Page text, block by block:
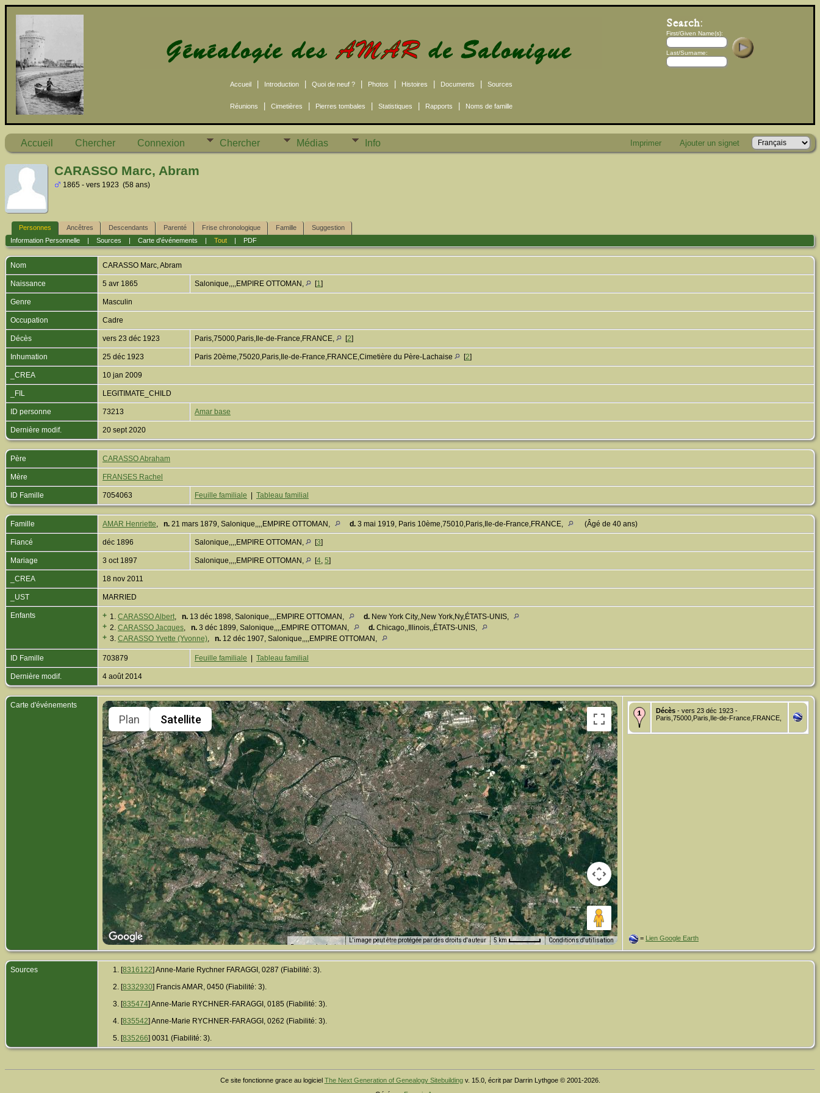
Accueil Introduction Quoi de neuf ? Photos Histoires Documents Sources
Réunions Cimetières Pierres tombales Statistiques Rapports Noms de famille
First/Given Name(s):
Last/Surname:
Accueil Chercher Connexion Chercher Médias Info Imprimer Ajouter un signet
CARASSO Marc, Abram
1865 - vers 1923 (58 ans)
Personnes Ancêtres Descendants Parenté Frise chronologique Famille
Suggestion
Information Personnelle| Sources Carte d'événements Tout| PDF
Nom CARASSO Marc, Abram
Naissance 5 avr 1865 Salonique,,,,EMPIRE OTTOMAN, [1]
Genre Masculin
Occupation Cadre
Décès vers 23 déc 1923 Paris,75000,Paris,Ile-de-France,FRANCE, [2]
Inhumation 25 déc 1923 Paris 20ème,75020,Paris,Ile-de-France,FRANCE,Cimetière du Père-Lachaise [2]
_CREA 10 jan 2009
_FIL LEGITIMATE_CHILD
ID personne 73213 Amar base
Dernière modif. 20 sept 2020
Père CARASSO Abraham
Mère FRANSES Rachel
ID Famille 7054063 Feuille familiale Tableau familial
Famille AMAR Henriette, n. 21 mars 1879, Salonique,,,,EMPIRE OTTOMAN, d. 3 mai 1919, Paris 10ème,75010,Paris,Ile-de-France,FRANCE, (Âgé de 40 ans)
Fiancé déc 1896 Salonique,,,,EMPIRE OTTOMAN, [3]
Mariage 3 oct 1897 Salonique,,,,EMPIRE OTTOMAN, [4, 5]
_CREA 18 nov 2011
_UST MARRIED
Enfants + 1. CARASSO Albert, n. 13 déc 1898, Salonique,,,,EMPIRE OTTOMAN, d. New York City,,New York,Ny,ÉTATS-UNIS,
+ 2. CARASSO Jacques, n. 3 déc 1899, Salonique,,,,EMPIRE OTTOMAN, d. Chicago,,Illinois,,ÉTATS-UNIS,
+ 3. CARASSO Yvette (Yvonne), n. 12 déc 1907, Salonique,,,,EMPIRE OTTOMAN,
ID Famille 703879 Feuille familiale Tableau familial
Dernière modif. 4 août 2014
Carte d'événements
Plan Satellite
Raccourcis clavier
L'image peut être protégée par des droits d'auteur 5 km Conditions d'utilisation
Décès - vers 23 déc 1923 -
Paris,75000,Paris,Ile-de-France,FRANCE,
= Lien Google Earth
Sources [8316122] Anne-Marie Rychner FARAGGI, 0287 (Fiabilité: 3).
[8332930] Francis AMAR, 0450 (Fiabilité: 3).
[835474] Anne-Marie RYCHNER-FARAGGI, 0185 (Fiabilité: 3).
[835542] Anne-Marie RYCHNER-FARAGGI, 0262 (Fiabilité: 3).
[835266] 0031 (Fiabilité: 3).
Ce site fonctionne grace au logiciel The Next Generation of Genealogy Sitebuildingv. 15.0, écrit par Darrin Lythgoe © 2001-2026.